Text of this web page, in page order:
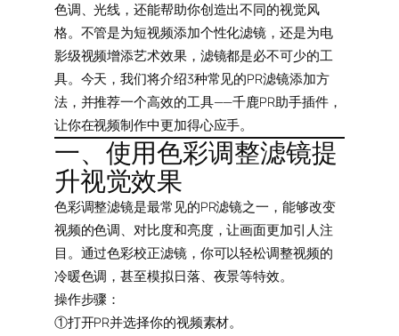
色调、光线，还能帮助你创造出不同的视觉风
格。不管是为短视频添加个性化滤镜，还是为电
影级视频增添艺术效果，滤镜都是必不可少的工
具。今天，我们将介绍3种常见的PR滤镜添加方
法，并推荐一个高效的工具——千鹿PR助手插件，
让你在视频制作中更加得心应手。
一、使用色彩调整滤镜提
升视觉效果
色彩调整滤镜是最常见的PR滤镜之一，能够改变
视频的色调、对比度和亮度，让画面更加引人注
目。通过色彩校正滤镜，你可以轻松调整视频的
冷暖色调，甚至模拟日落、夜景等特效。
操作步骤：
①打开PR并选择你的视频素材。